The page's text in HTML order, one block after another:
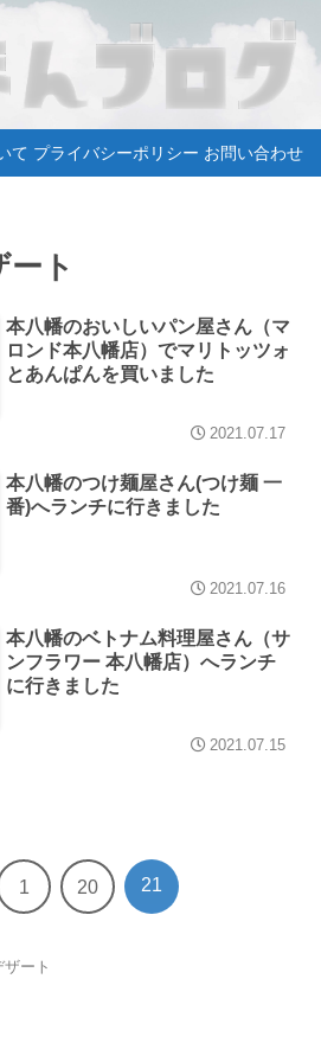
て プライバシーポリシー お問い合わせ
ト
本八幡のおいしいパン屋さん（マ
ロンド本八幡店）でマリトッツォ
とあんぱんを買いました
2021.07.17
本八幡のつけ麺屋さん(つけ麺 一
番)へランチに行きました
2021.07.16
本八幡のベトナム料理屋さん（サ
ンフラワー 本八幡店）へランチ
に行きました
2021.07.15
1 20 21
ート